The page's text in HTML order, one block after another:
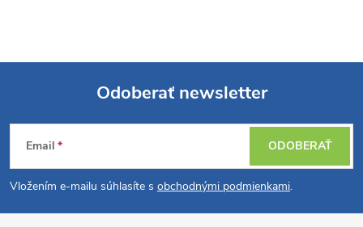
Z
á
p
Odoberať newsletter
Email
Vložením e-mailu súhlasíte s obchodnými podmienkami.
ODOBERAŤ